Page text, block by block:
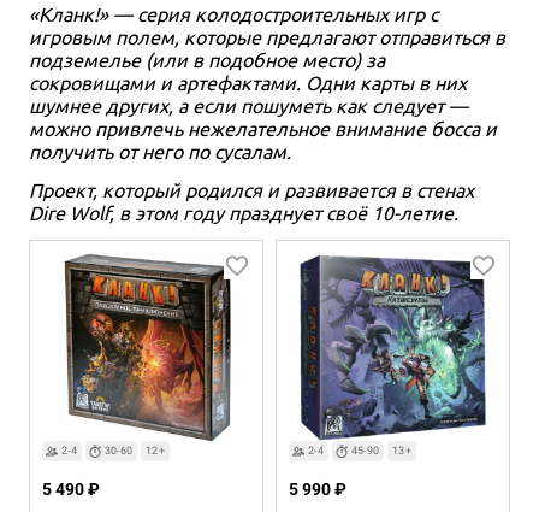
«Кланк!» — серия колодостроительных игр с
игровым полем, которые предлагают отправиться в
подземелье (или в подобное место) за
сокровищами и артефактами. Одни карты в них
шумнее других, а если пошуметь как следует —
можно привлечь нежелательное внимание босса и
получить от него по сусалам.
Проект, который родился и развивается в стенах
Dire Wolf, в этом году празднует своё 10-летие.
2-4 30-60 12+
5 490 ₽
2-4 45-90 13+
5 990 ₽